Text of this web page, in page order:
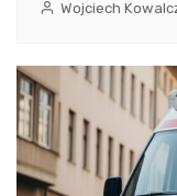
Wojciech